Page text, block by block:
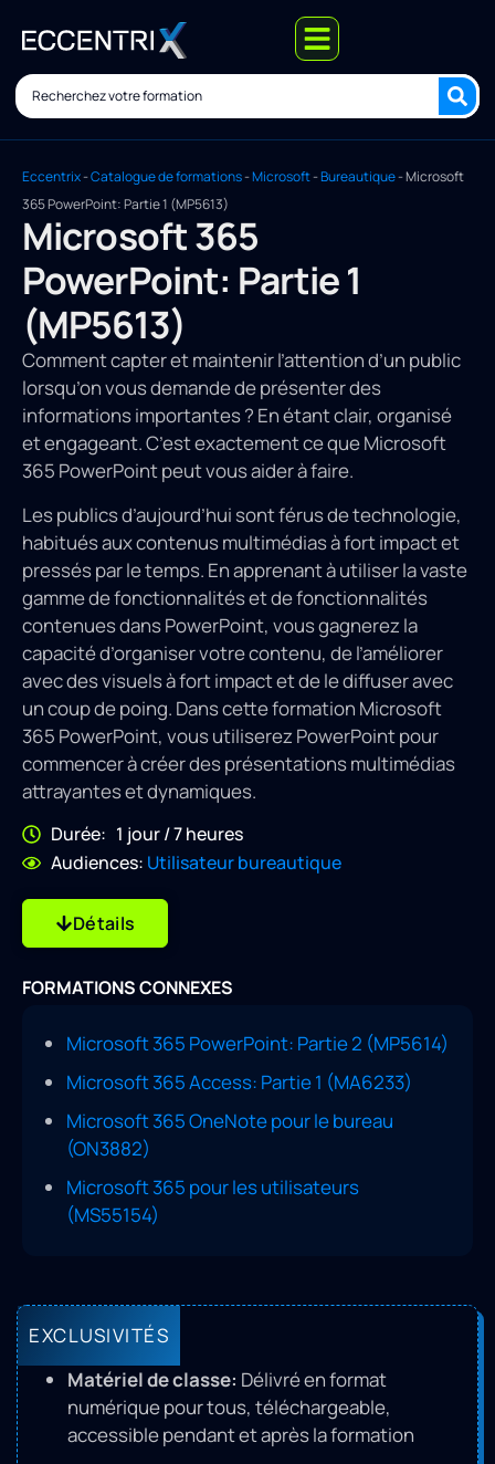
Eccentrix-Catalogue de formations-Microsoft-Bureautique-Microsoft
365 PowerPoint: Partie 1 (MP5613)
Microsoft 365
PowerPoint: Partie 1
(MP5613)
Comment capter et maintenir l’attention d’un public
lorsqu’on vous demande de présenter des
informations importantes ? En étant clair, organisé
et engageant. C’est exactement ce que Microsoft
365 PowerPoint peut vous aider à faire.
Les publics d’aujourd’hui sont férus de technologie,
habitués aux contenus multimédias à fort impact et
pressés par le temps. En apprenant à utiliser la vaste
gamme de fonctionnalités et de fonctionnalités
contenues dans PowerPoint, vous gagnerez la
capacité d’organiser votre contenu, de l’améliorer
avec des visuels à fort impact et de le diffuser avec
un coup de poing. Dans cette formation Microsoft
365 PowerPoint, vous utiliserez PowerPoint pour
commencer à créer des présentations multimédias
attrayantes et dynamiques.
Durée: 1 jour / 7 heures
Audiences: Utilisateur bureautique
Détails
FORMATIONS CONNEXES
Microsoft 365 PowerPoint: Partie 2 (MP5614)
Microsoft 365 Access: Partie 1 (MA6233)
Microsoft 365 OneNote pour le bureau
(ON3882)
Microsoft 365 pour les utilisateurs
(MS55154)
EXCLUSIVITÉS
Matériel de classe: Délivré en format
numérique pour tous, téléchargeable,
accessible pendant et après la formation